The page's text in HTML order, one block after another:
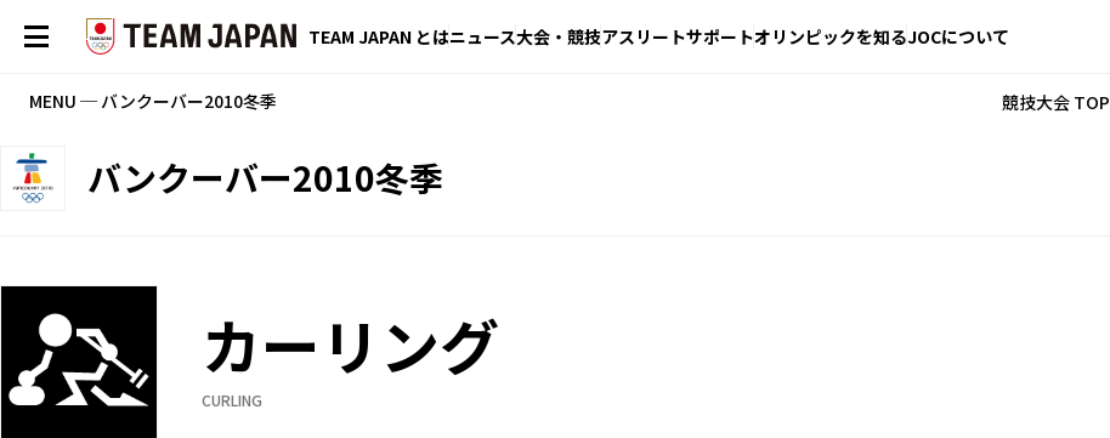
TEAM JAPAN とはニュース大会・競技アスリートサポートオリンピックを知るJOCについて
MENU ─ バンクーバー2010冬季 競技大会 TOP
バンクーバー2010冬季
カーリング
CURLING